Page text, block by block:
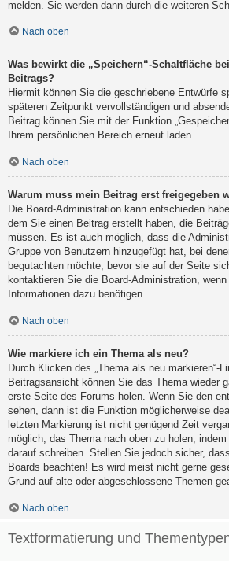
melden. Sie werden dann durch die weiteren
Nach oben
Was bewirkt die „Speichern“-Schaltfläche
Beitrags?
Hiermit können Sie die geschriebene Entwürfe
späteren Zeitpunkt vervollständigen und
Beitrag können Sie mit der Funktion
Ihrem persönlichen Bereich erneut laden.
Nach oben
Warum muss mein Beitrag erst freigegeben
Die Board-Administration kann entschieden
dem Sie einen Beitrag erstellt haben, die
müssen. Es ist auch möglich, dass die
Gruppe von Benutzern hinzugefügt hat, bei
begutachten möchte, bevor sie auf der Seite
kontaktieren Sie die Board-Administration,
Informationen dazu benötigen.
Nach oben
Wie markiere ich ein Thema als neu?
Durch Klicken des „Thema als neu markieren“-
Beitragsansicht können Sie das Thema wieder
erste Seite des Forums holen. Wenn Sie den
sehen, dann ist die Funktion möglicherweise
letzten Markierung ist nicht genügend Zeit
möglich, das Thema nach oben zu holen,
darauf schreiben. Stellen Sie jedoch sicher,
Boards beachten! Es wird meist nicht gerne
Grund auf alte oder abgeschlossene Themen
Nach oben
Textformatierung und